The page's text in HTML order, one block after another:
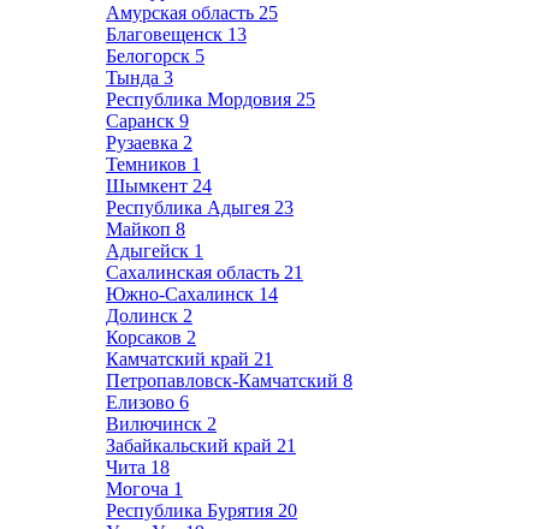
Амурская область 25
Благовещенск 13
Белогорск 5
Тында 3
Республика Мордовия 25
Саранск 9
Рузаевка 2
Темников 1
Шымкент 24
Республика Адыгея 23
Майкоп 8
Адыгейск 1
Сахалинская область 21
Южно-Сахалинск 14
Долинск 2
Корсаков 2
Камчатский край 21
Петропавловск-Камчатский 8
Елизово 6
Вилючинск 2
Забайкальский край 21
Чита 18
Могоча 1
Республика Бурятия 20